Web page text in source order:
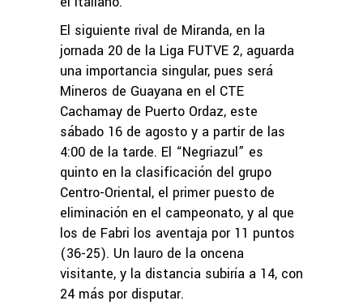
El siguiente rival de Miranda, en la
jornada 20 de la Liga FUTVE 2, aguarda
una importancia singular, pues será
Mineros de Guayana en el CTE
Cachamay de Puerto Ordaz, este
sábado 16 de agosto y a partir de las
4:00 de la tarde. El “Negriazul” es
quinto en la clasificación del grupo
Centro-Oriental, el primer puesto de
eliminación en el campeonato, y al que
los de Fabri los aventaja por 11 puntos
(36-25). Un lauro de la oncena
visitante, y la distancia subiría a 14, con
24 más por disputar.